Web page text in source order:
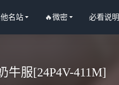
名站 🔥微密 必看说明
牛服[24P4V-411M]